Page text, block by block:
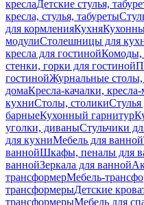
креслаДетские стулья,
кресла, стулья, табуреты
для кормленияКухня
модулиСтолешницы для
кресла для гостинойКомоды,
стенки, горки для гостиной
гостинойЖурнальные
домаКресла-качалки,
кухниСтолы, столики
барныеКухонный гарнитур
уголки, диваныСтульчики
для кухниМебель для ванной
ваннойШкафы, пеналы для
ваннойЗеркала для ванной
трансформерМебель-
трансформерыДетские
трансформерыМебель для